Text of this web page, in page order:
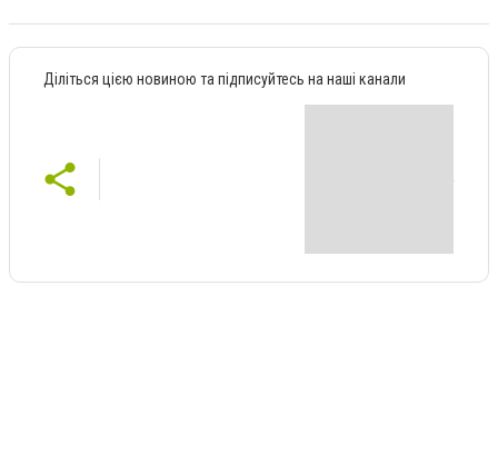
Діліться цією новиною та підписуйтесь на наші канали